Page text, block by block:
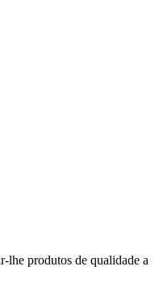
lhe produtos de qualidade a